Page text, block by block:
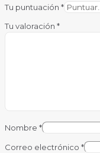
Tu puntuación *
Tu valoración *
Nombre *
Correo electrónico *